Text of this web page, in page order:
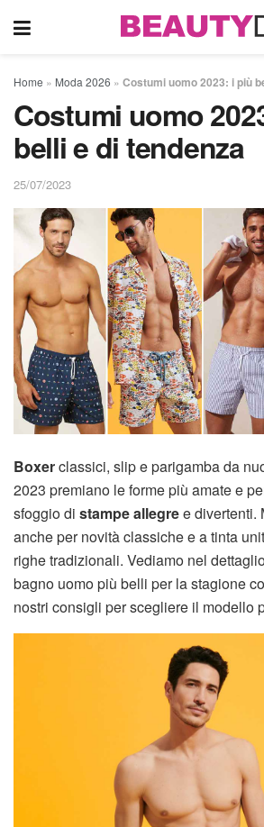
Home » Moda 2026 » Costumi uomo 2023: i più
Costumi uomo
belli e di tendenza
25/07/2023
Boxerclassici, slip e parigamba da
2023 premiano le forme più amate e
sfoggio di stampe allegree divertenti.
anche per novità classiche e a tinta
righe tradizionali. Vediamo nel
bagno uomo più belli per la stagione
nostri consigli per scegliere il modello